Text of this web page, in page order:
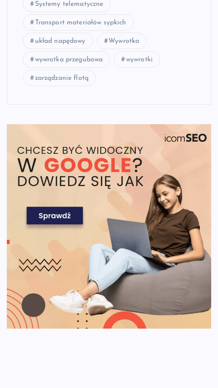
Systemy telematyczne
Transport materiałów sypkich
układ napędowy Wywrotka
wywrotka przegubowa wywrotki
zarządzanie flotą